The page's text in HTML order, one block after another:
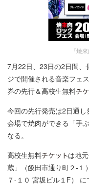
『焼
7月22日、23日の2日間、
ジで開催される音楽フェ
券の先行＆高校生無料
今回の先行発売は2日通し
会場で焼肉ができる「手
なる。
高校生無料
は地
蔵」（飯田市通り町２-１
７-１０ 宮坂ビル１F） に